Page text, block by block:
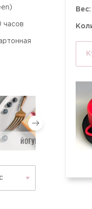
часов
ЙОГУРТОВАЯ
Вес: